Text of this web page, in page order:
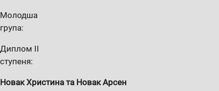
Молодша
група:
Диплом II
ступеня:
Новак Христина та Новак Арсен